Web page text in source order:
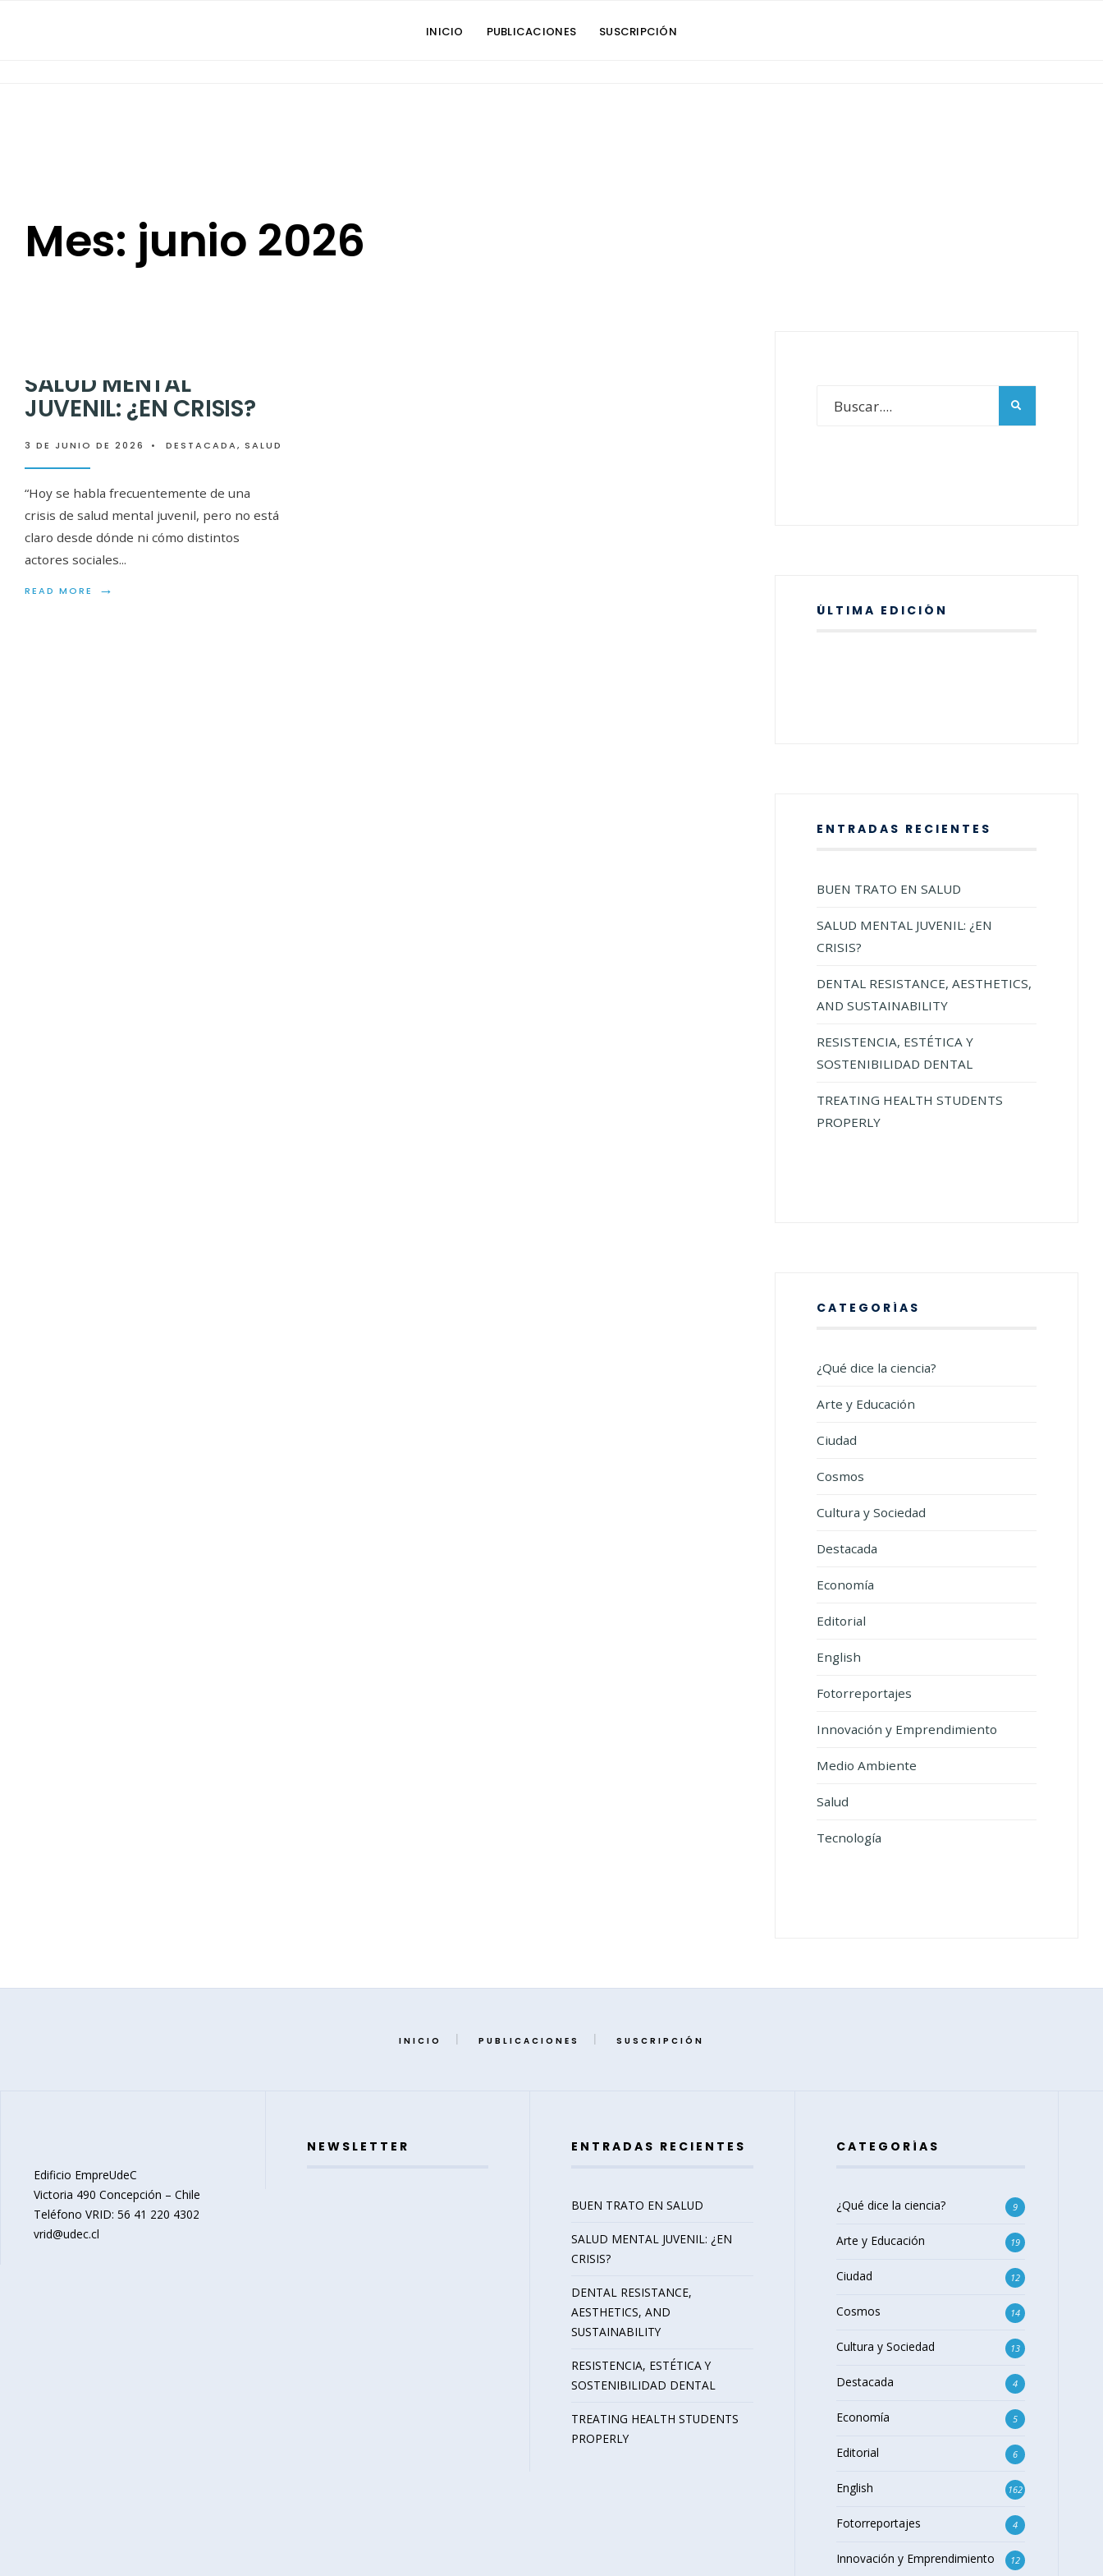
INICIO PUBLICACIONES SUSCRIPCIÓN
Mes: junio 2026
BUEN TRATO EN SALUD
9 DE JUNIO DE 2026
SALUD
SALUD MENTAL
JUVENIL: ¿EN CRISIS?
3 DE JUNIO DE 2026 • DESTACADA, SALUD
“Hoy se habla frecuentemente de una
crisis de salud mental juvenil, pero no está
claro desde dónde ni cómo distintos
actores sociales...
READ MORE →
ÚLTIMA EDICIÓN
ENTRADAS RECIENTES
BUEN TRATO EN SALUD
SALUD MENTAL JUVENIL: ¿EN
CRISIS?
DENTAL RESISTANCE, AESTHETICS,
AND SUSTAINABILITY
RESISTENCIA, ESTÉTICA Y
SOSTENIBILIDAD DENTAL
TREATING HEALTH STUDENTS
PROPERLY
CATEGORÍAS
¿Qué dice la ciencia?
Arte y Educación
Ciudad
Cosmos
Cultura y Sociedad
Destacada
Economía
Editorial
English
Fotorreportajes
Innovación y Emprendimiento
Medio Ambiente
Salud
Tecnología
INICIO PUBLICACIONES SUSCRIPCIÓN
Edificio EmpreUdeC
Victoria 490 Concepción – Chile
Teléfono VRID: 56 41 220 4302
vrid@udec.cl
NEWSLETTER ENTRADAS RECIENTES
BUEN TRATO EN SALUD
SALUD MENTAL JUVENIL: ¿EN
CRISIS?
DENTAL RESISTANCE,
AESTHETICS, AND
SUSTAINABILITY
RESISTENCIA, ESTÉTICA Y
SOSTENIBILIDAD DENTAL
TREATING HEALTH STUDENTS
PROPERLY
CATEGORÍAS
¿Qué dice la ciencia? 9
Arte y Educación 19
Ciudad 12
Cosmos 14
Cultura y Sociedad 13
Destacada 4
Economía 5
Editorial 6
English 162
Fotorreportajes 4
Innovación y Emprendimiento 12